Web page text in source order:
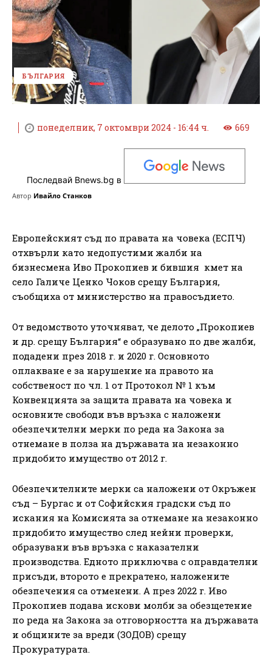
БЪЛГАРИЯ
понеделник, 7 октомври 2024 - 16:44 ч. 669
Последвай Bnews.bg в
Автор Ивайло Станков
Европейският съд по правата на човека (ЕСПЧ)
отхвърли като недопустими жалби на
бизнесмена Иво Прокопиев и бившия кмет на
село Галиче Ценко Чоков срещу България,
съобщиха от министерство на правосъдието.
От ведомството уточняват, че делото „Прокопиев
и др. срещу България“ е образувано по две жалби,
подадени през 2018 г. и 2020 г. Основното
оплакване е за нарушение на правото на
собственост по чл. 1 от Протокол № 1 към
Конвенцията за защита правата на човека и
основните свободи във връзка с наложени
обезпечителни мерки по реда на Закона за
отнемане в полза на държавата на незаконно
придобито имущество от 2012 г.
Обезпечителните мерки са наложени от Окръжен
съд – Бургас и от Софийския градски съд по
искания на Комисията за отнемане на незаконно
придобито имущество след нейни проверки,
образувани във връзка с наказателни
производства. Едното приключва с оправдателни
присъди, второто е прекратено, наложените
обезпечения са отменени. А през 2022 г. Иво
Прокопиев подава искови молби за обезщетение
по реда на Закона за отговорността на държавата
и общините за вреди (ЗОДОВ) срещу
Прокуратурата.